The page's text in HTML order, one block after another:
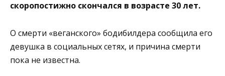
скоропостижно скончался в возрасте 30 лет.
О смерти «веганского» бодибилдера сообщила его
девушка в социальных сетях, и причина смерти
пока не известна.